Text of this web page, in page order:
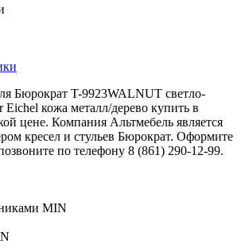
Бюрократ T-9923WALNUT светло-
кожа металл/дерево купить в
цене. Компания Альтмебель является
кресел и стульев Бюрократ. Оформите
по телефону 8 (861) 290-12-99.
MIN